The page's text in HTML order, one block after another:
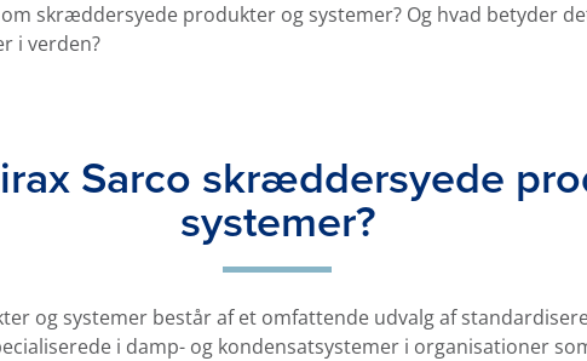
skræddersyede produkter og systemer? Og hvad betyder
i verden?
Sarco skræddersyede
systemer?
og systemer består af et omfattende udvalg af
i damp- og kondensatsystemer i organisationer